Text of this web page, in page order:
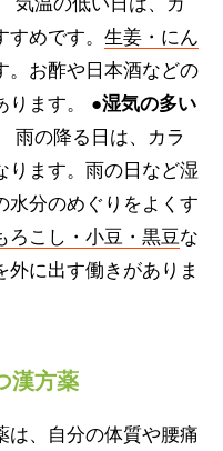
めです。 生姜・にん
。お酢や日本酒などの
ります。 ●湿気の多い
雨の降る日は、カラ
ります。雨の日など湿
水分のめぐりをよくす
ろこし・小豆・黒豆な
外に出す働きがありま
漢方薬
は、自分の体質や腰痛